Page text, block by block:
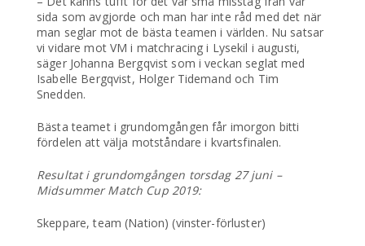
sida som avgjorde och man har inte råd med det när
man seglar mot de bästa teamen i världen. Nu satsar
vi vidare mot VM i matchracing i Lysekil i augusti,
säger Johanna Bergqvist som i veckan seglat med
Isabelle Bergqvist, Holger Tidemand och Tim
Snedden.
Bästa teamet i grundomgången får imorgon bitti
fördelen att välja motståndare i kvartsfinalen.
Resultat i grundomgången torsdag 27 juni –
Midsummer Match Cup 2019:
Skeppare, team (Nation) (vinster-förluster)